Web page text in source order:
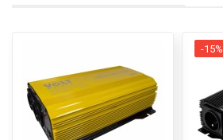
-15%